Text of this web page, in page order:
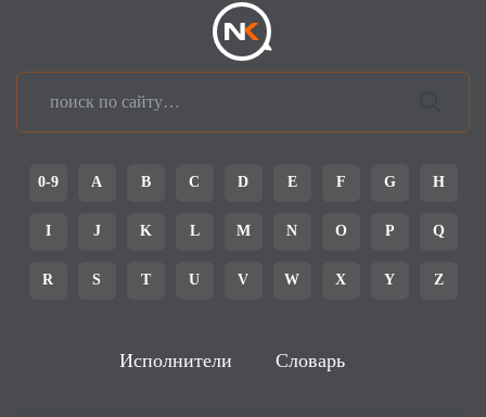
0-9 A B C D E F G H
I J K L M N O P Q
R S T U V W X Y Z
Исполнители Словарь